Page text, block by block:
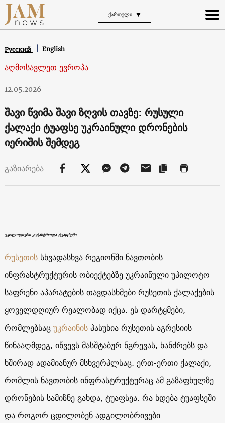
ᲥᲐᲠᲗᲣᲚᲘ
Русский English
აღმოსავლეთ ევროპა
12.05.2026
შავი წვიმა შავი ზღვის თავზე: რუსული
ქალაქი ტუაფსე უკრაინული დრონების
იერიშის შემდეგ
გაზიარება
ეკოლოგიური კატასტროფა ტუაფსეში
რუსეთისსხვადასხვა რეგიონში ნავთობის
ინფრასტრუქტურის ობიექტებზე უკრაინული უპილოტო
საფრენი აპარატების თავდასხმები რუსეთის ქალაქების
ყოველდღიურ რეალობად იქცა. ეს დარტყმები,
რომლებსაცუკრაინისპასუხია რუსეთის აგრესიის
წინააღმდეგ, იწვევს მასშტაბურ ნგრევას, ხანძრებს და
ხშირად ადამიანურ მსხვერპლსაც. ერთ-ერთი ქალაქი,
რომლის ნავთობის ინფრასტრუქტურაც ამ გაზაფხულზე
დრონების სამიზნე გახდა, ტუაფსეა. რა ხდება ტუაფსეში
და როგორ ცდილობენ ადგილობრივები